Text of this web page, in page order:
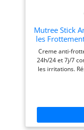
Mutree Stick
les
les
La
Creme anti-
24h/24 et 7j/7
les irritations.
composé
d'ingrédients
Soulagement de